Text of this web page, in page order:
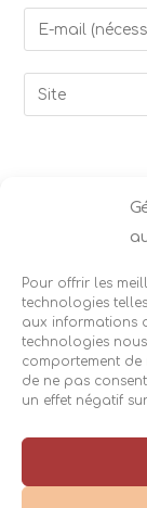
Pour offrir les
technologies
aux informations
technologies
comportement de
de ne pas
un effet négatif
name
or
to
comment
Enter
your
email
address
Saisir
l’URL
savoir plus
commentaires